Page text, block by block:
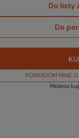
Do listy
Do
POWIADOM MNIE
Możesz